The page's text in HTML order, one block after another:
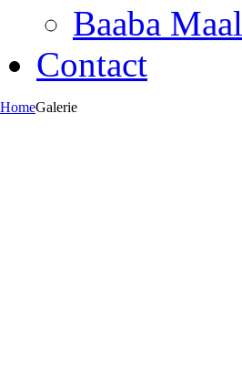
Baaba Maal
Contact
HomeGalerie